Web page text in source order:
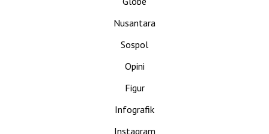
Nusantara
Sospol
Opini
Figur
Infografik
Instagram